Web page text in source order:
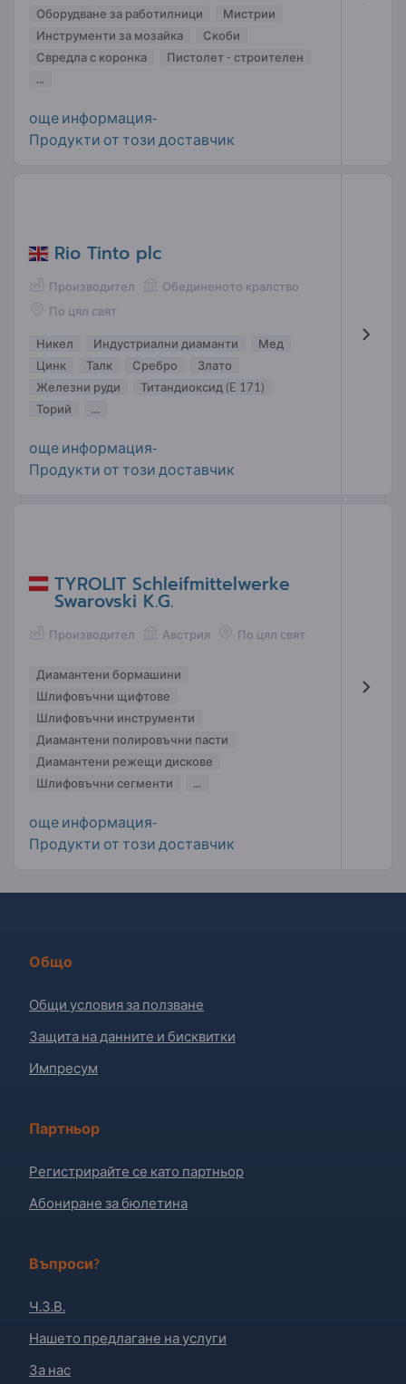
Оборудване за работилници
Мистрии
Инструменти за мозайка
Скоби
Свредла с коронка
Пистолет - строителен
...
още информация-
Продукти от този доставчик
Rio Tinto plc
Производител
Обединеното кралство
По цял свят
Никел Индустриални диаманти
Мед
Цинк
Талк Сребро
Злато
Железни руди
Титандиоксид (E 171)
Торий
...
още информация-
Продукти от този доставчик
TYROLIT Schleifmittelwerke
Swarovski K.G.
Производител Австрия По цял свят
Диамантени бормашини
Шлифовъчни щифтове
Шлифовъчни инструменти
Диамантени полировъчни пасти
Диамантени режещи дискове
Шлифовъчни сегменти
...
още информация-
Продукти от този доставчик
Общо
Общи условия за ползване
Защита на данните и бисквитки
Импресум
Партньор
Регистрирайте се като партньор
Абониране за бюлетина
Въпроси?
Ч.З.В.
Нашето предлагане на услуги
За нас